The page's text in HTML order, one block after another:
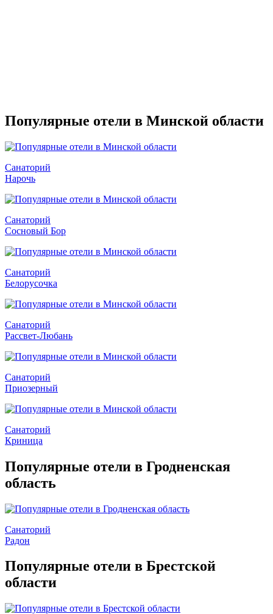
Популярные отели в Минской области
Санаторий
Нарочь
Санаторий
Сосновый Бор
Санаторий
Белорусочка
Санаторий
Рассвет-Любань
Санаторий
Приозерный
Санаторий
Криница
Популярные отели в Гродненская
область
Санаторий
Радон
Популярные отели в Брестской
области